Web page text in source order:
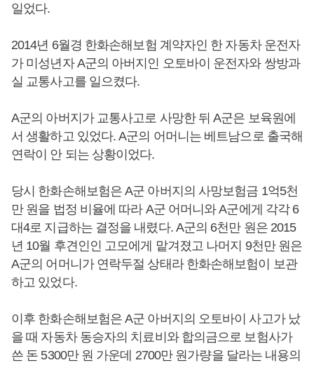
일었다.
2014년 6월경 한화손해보험 계약자인 한 자동차 운전자
가 미성년자 A군의 아버지인 오토바이 운전자와 쌍방과
실 교통사고를 일으켰다.
A군의 아버지가 교통사고로 사망한 뒤 A군은 보육원에
서 생활하고 있었다. A군의 어머니는 베트남으로 출국해
연락이 안 되는 상황이었다.
당시 한화손해보험은 A군 아버지의 사망보험금 1억5천
만 원을 법정 비율에 따라 A군 어머니와 A군에게 각각 6
대4로 지급하는 결정을 내렸다. A군의 6천만 원은 2015
년 10월 후견인인 고모에게 맡겨졌고 나머지 9천만 원은
A군의 어머니가 연락두절 상태라 한화손해보험이 보관
하고 있었다.
이후 한화손해보험은 A군 아버지의 오토바이 사고가 났
을 때 자동차 동승자의 치료비와 합의금으로 보험사가
쓴 돈 5300만 원 가운데 2700만 원가량을 달라는 내용의